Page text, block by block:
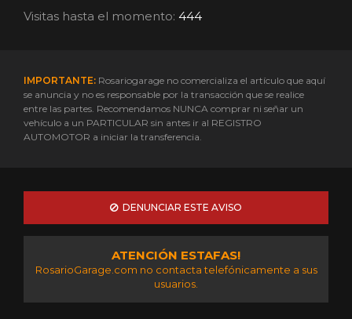
Visitas hasta el momento: 444
IMPORTANTE: Rosariogarage no comercializa el artículo que aquí
se anuncia y no es responsable por la transacción que se realice
entre las partes. Recomendamos NUNCA comprar ni señar un
vehículo a un PARTICULAR sin antes ir al REGISTRO
AUTOMOTOR a iniciar la transferencia.
DENUNCIAR ESTE AVISO
ATENCIÓN ESTAFAS!
RosarioGarage.com no contacta telefónicamente a sus
usuarios.